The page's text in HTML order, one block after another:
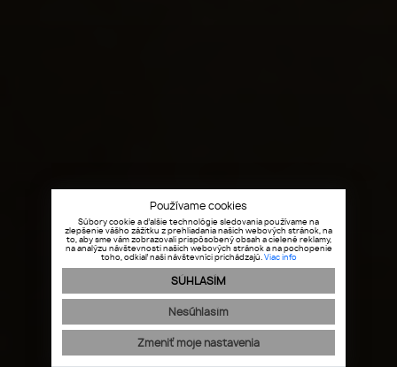
Používame cookies
Súbory cookie a ďalšie technológie sledovania používame na
zlepšenie vášho zážitku z prehliadania našich webových stránok, na
to, aby sme vám zobrazovali prispôsobený obsah a cielené reklamy,
na analýzu návštevnosti našich webových stránok a na pochopenie
toho, odkiaľ naši návštevníci prichádzajú. Viac info
SÚHLASÍM
Nesúhlasím
Zmeniť moje nastavenia